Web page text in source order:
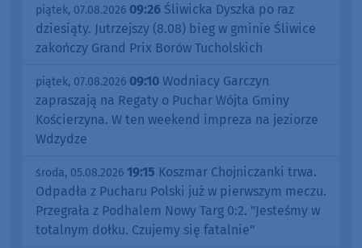
piątek, 07.08.2026 09:26 Śliwicka Dyszka po raz
dziesiąty. Jutrzejszy (8.08) bieg w gminie Śliwice
zakończy Grand Prix Borów Tucholskich
piątek, 07.08.2026 09:10 Wodniacy Garczyn
zapraszają na Regaty o Puchar Wójta Gminy
Kościerzyna. W ten weekend impreza na jeziorze
Wdzydze
środa, 05.08.2026 19:15 Koszmar Chojniczanki trwa.
Odpadła z Pucharu Polski już w pierwszym meczu.
Przegrała z Podhalem Nowy Targ 0:2. "Jesteśmy w
totalnym dołku. Czujemy się fatalnie"